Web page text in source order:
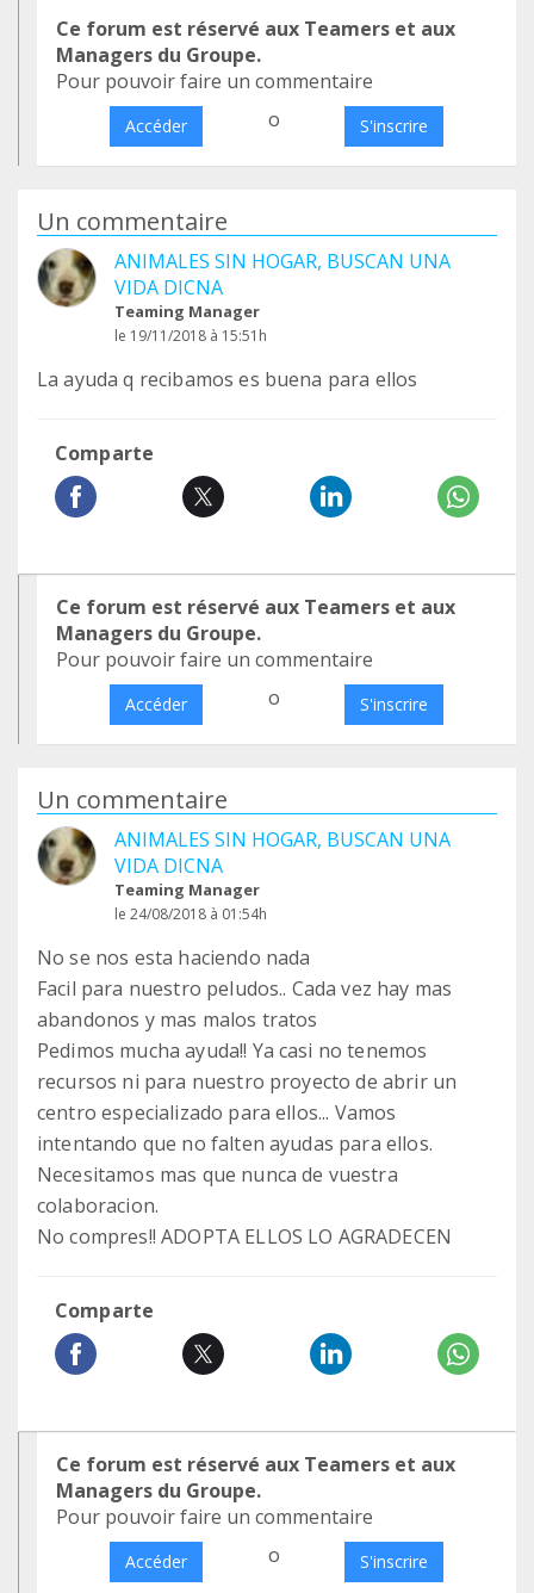
Ce forum est réservé aux Teamers et aux
Managers du Groupe.
Pour pouvoir faire un commentaire
Accéder o S'inscrire
Un commentaire
ANIMALES SIN HOGAR, BUSCAN UNA
VIDA DICNA
Teaming Manager
le 19/11/2018 à 15:51h
La ayuda q recibamos es buena para ellos
Comparte
Ce forum est réservé aux Teamers et aux
Managers du Groupe.
Pour pouvoir faire un commentaire
Accéder o S'inscrire
Un commentaire
ANIMALES SIN HOGAR, BUSCAN UNA
VIDA DICNA
Teaming Manager
le 24/08/2018 à 01:54h
No se nos esta haciendo nada
Facil para nuestro peludos.. Cada vez hay mas
abandonos y mas malos tratos
Pedimos mucha ayuda!! Ya casi no tenemos
recursos ni para nuestro proyecto de abrir un
centro especializado para ellos... Vamos
intentando que no falten ayudas para ellos.
Necesitamos mas que nunca de vuestra
colaboracion.
No compres!! ADOPTA ELLOS LO AGRADECEN
Comparte
Ce forum est réservé aux Teamers et aux
Managers du Groupe.
Pour pouvoir faire un commentaire
Accéder o S'inscrire